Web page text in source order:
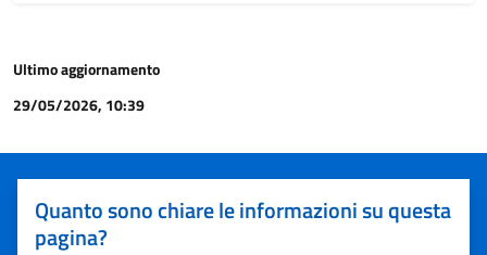
Ultimo aggiornamento
29/05/2026, 10:39
Quanto sono chiare le informazioni su questa
pagina?